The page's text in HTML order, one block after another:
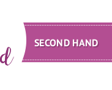
SECOND HAND